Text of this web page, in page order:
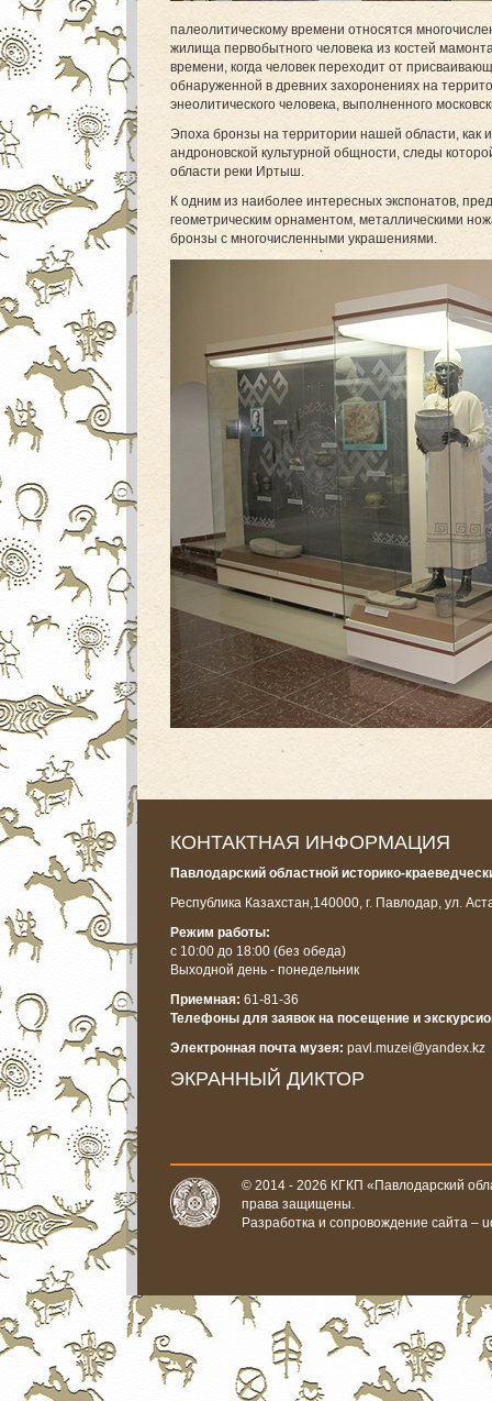
палеолитическому времени относятся
жилища первобытного человека из костей
времени, когда человек переходит от
обнаруженной в древних захоронениях на
энеолитического человека, выполненного
Эпоха бронзы на территории нашей области, как
андроновской культурной общности, следы
области реки Иртыш.
К одним из наиболее интересных экспонатов,
геометрическим орнаментом, металлическими
бронзы с многочисленными украшениями.
КОНТАКТНАЯ ИНФОРМАЦИЯ
Павлодарский областной историко-
Республика Казахстан,140000, г. Павлодар, ул.
Режим работы:
с 10:00 до 18:00 (без обеда)
Выходной день - понедельник
Приемная: 61-81-36
Телефоны для заявок на посещение и
Электронная почта музея: pavl.muzei@yandex.kz
ЭКРАННЫЙ ДИКТОР
© 2014 - 2026 КГКП «Павлодарский
права защищены.
Разработка и сопровождение сайта –